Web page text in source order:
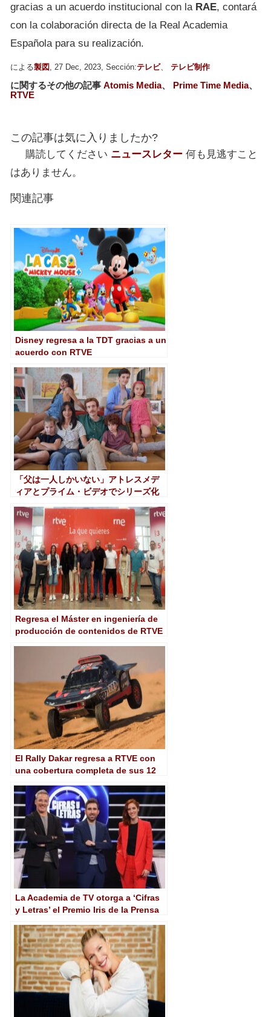
gracias a un acuerdo institucional con la RAE, contará
con la colaboración directa de la Real Academia
Española para su realización.
による製図 , 27 Dec, 2023, Sección:テレビ、 テレビ制作
に関するその他の記事 Atomis Media、 Prime Time Media、
RTVE
この記事は気に入りましたか?
購読してください ニュースレター 何も見逃すこと
はありません。
関連記事
Disney regresa a la TDT gracias a un
acuerdo con RTVE
「父は一人しかいない」アトレスメデ
ィアとプライム・ビデオでシリーズ化
Regresa el Máster en ingeniería de
producción de contenidos de RTVE
El Rally Dakar regresa a RTVE con
una cobertura completa de sus 12
La Academia de TV otorga a ‘Cifras
y Letras’ el Premio Iris de la Prensa